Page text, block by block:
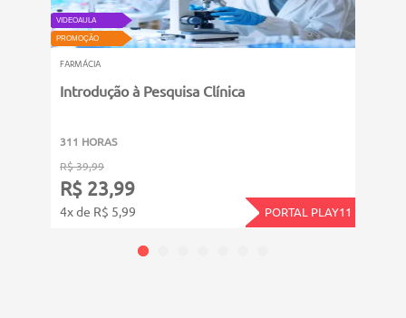
VIDEOAULA
PROMOÇÃO
FARMÁCIA
Introdução à Pesquisa Clínica
311 HORAS
R$ 39,99
R$ 23,99
4x de R$ 5,99 PORTAL PLAY11